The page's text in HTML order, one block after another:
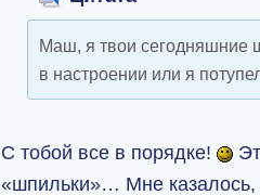
Маш, я твои сегодняшние
в настроении или я
С тобой все в порядке!
«шпильки»… Мне